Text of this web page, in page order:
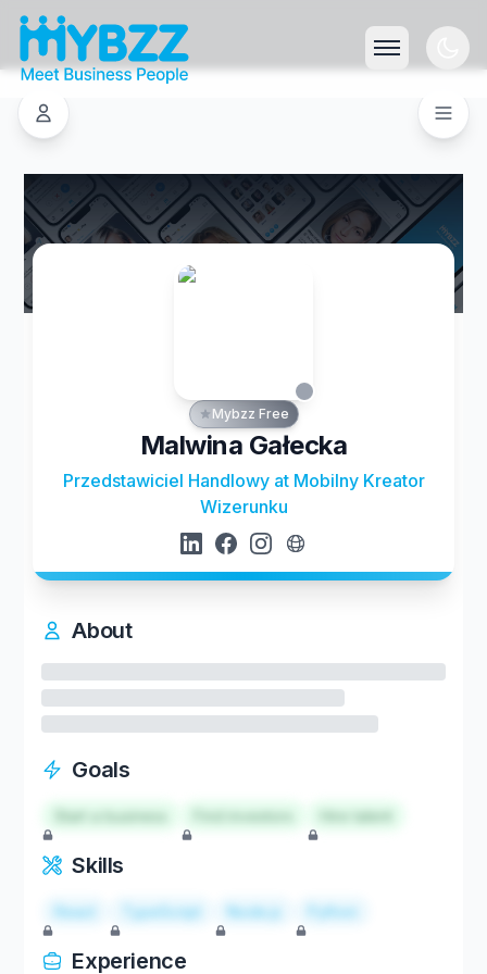
Mybzz Free
Malwina Gałecka
Przedstawiciel Handlowy at Mobilny Kreator
Wizerunku
About
Goals
Start a business Hire talent
Skills
React TypeScript Node.js Python
Experience